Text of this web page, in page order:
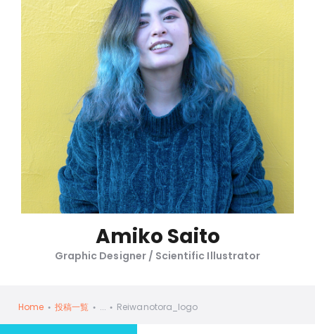
Amiko Saito
Graphic Designer / Scientific Illustrator
Home 投稿一覧 ... Reiwanotora_logo